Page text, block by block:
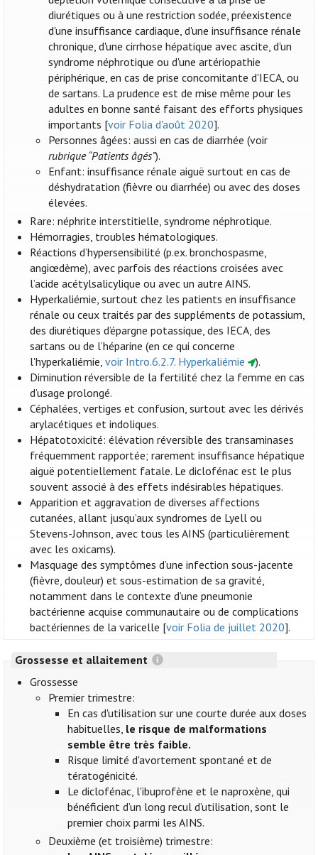
diurétiques ou à une restriction sodée, préexistence
d'une insuffisance cardiaque, d'une insuffisance rénale
chronique, d'une cirrhose hépatique avec ascite, d'un
syndrome néphrotique ou d'une artériopathie
périphérique, en cas de prise concomitante d'IECA, ou
de sartans. La prudence est de mise même pour les
adultes en bonne santé faisant des efforts physiques
importants [voir Folia d'août 2020].
Personnes âgées: aussi en cas de diarrhée (voir
rubrique “Patients âgés”).
Enfant: insuffisance rénale aiguë surtout en cas de
déshydratation (fièvre ou diarrhée) ou avec des doses
élevées.
Rare: néphrite interstitielle, syndrome néphrotique.
Hémorragies, troubles hématologiques.
Réactions d’hypersensibilité (p.ex. bronchospasme,
angiœdème), avec parfois des réactions croisées avec
l’acide acétylsalicylique ou avec un autre AINS.
Hyperkaliémie, surtout chez les patients en insuffisance
rénale ou ceux traités par des suppléments de potassium,
des diurétiques d’épargne potassique, des IECA, des
sartans ou de l’héparine (en ce qui concerne
l'hyperkaliémie,voir Intro.6.2.7. Hyperkaliémie
).
Diminution réversible de la fertilité chez la femme en cas
d’usage prolongé.
Céphalées, vertiges et confusion, surtout avec les dérivés
arylacétiques et indoliques.
Hépatotoxicité: élévation réversible des transaminases
fréquemment rapportée; rarement insuffisance hépatique
aiguë potentiellement fatale. Le diclofénac est le plus
souvent associé à des effets indésirables hépatiques.
Apparition et aggravation de diverses affections
cutanées, allant jusqu’aux syndromes de Lyell ou
Stevens-Johnson, avec tous les AINS (particulièrement
avec les oxicams).
Masquage des symptômes d’une infection sous-jacente
(fièvre, douleur) et sous-estimation de sa gravité,
notamment dans le contexte d’une pneumonie
bactérienne acquise communautaire ou de complications
bactériennes de la varicelle [voir Folia de juillet 2020].
Grossesse et allaitement
Grossesse
Premier trimestre:
En cas d'utilisation sur une courte durée aux doses
habituelles, le risque de malformations
semble être très faible.
Risque limité d'avortement spontané et de
tératogénicité.
Le diclofénac, l'ibuprofène et le naproxène, qui
bénéficient d’un long recul d’utilisation, sont le
premier choix parmi les AINS.
Deuxième (et troisième) trimestre: